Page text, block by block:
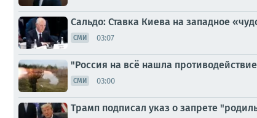
Сальдо: Ставка Киева на западное
СМИ 03:07
"Россия на всё нашла
СМИ 03:00
Трамп подписал указ о запрете